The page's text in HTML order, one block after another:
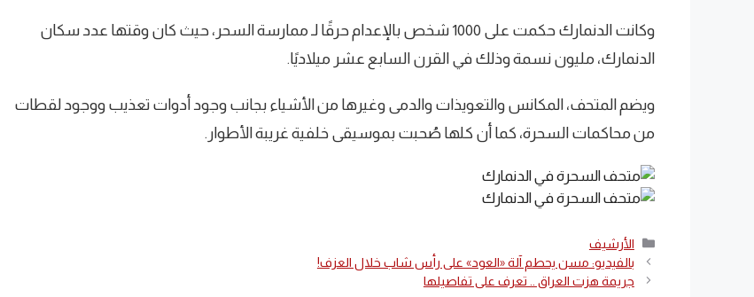
وكانت الدنمارك حكمت على 1000 شخص بالإعدام حرقًا لـ ممارسة السحر، حيث كان وقتها عدد سكان
الدنمارك، مليون نسمة وذلك في القرن السابع عشر ميلاديًا.
ويضم المتحف، المكانس والتعويذات والدمى وغيرها من الأشياء بجانب وجود أدوات تعذيب ووجود لقطات
من محاكمات السحرة، كما أن كلها صُحبت بموسيقى خلفية غريبة الأطوار.
التصنيفات
الأرشيف
بالفيديو: مسن يحطم آلة «العود» على رأس شاب خلال العزف!
جريمة هزت العراق .. تعرف على تفاصيلها